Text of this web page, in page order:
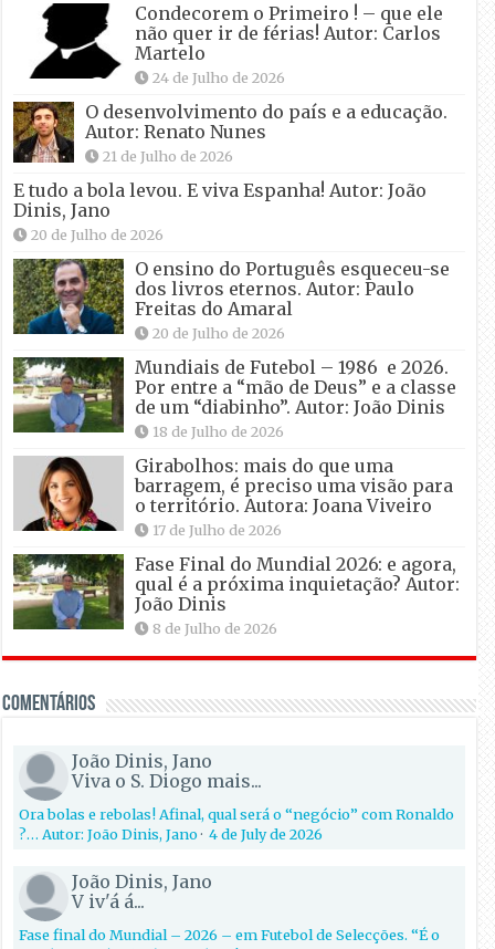
Condecorem o Primeiro ! – que ele
não quer ir de férias! Autor: Carlos
Martelo
24 de Julho de 2026
O desenvolvimento do país e a educação.
Autor: Renato Nunes
21 de Julho de 2026
E tudo a bola levou. E viva Espanha! Autor: João
Dinis, Jano
20 de Julho de 2026
O ensino do Português esqueceu-se
dos livros eternos. Autor: Paulo
Freitas do Amaral
20 de Julho de 2026
Mundiais de Futebol – 1986 e 2026.
Por entre a “mão de Deus” e a classe
de um “diabinho”. Autor: João Dinis
18 de Julho de 2026
Girabolhos: mais do que uma
barragem, é preciso uma visão para
o território. Autora: Joana Viveiro
17 de Julho de 2026
Fase Final do Mundial 2026: e agora,
qual é a próxima inquietação? Autor:
João Dinis
8 de Julho de 2026
Comentários
João Dinis, Jano
Viva o S. Diogo mais...
Ora bolas e rebolas! Afinal, qual será o “negócio” com Ronaldo
?… Autor: João Dinis, Jano·4 de July de 2026
João Dinis, Jano
V iv'á á...
Fase final do Mundial – 2026 – em Futebol de Selecções. “É o